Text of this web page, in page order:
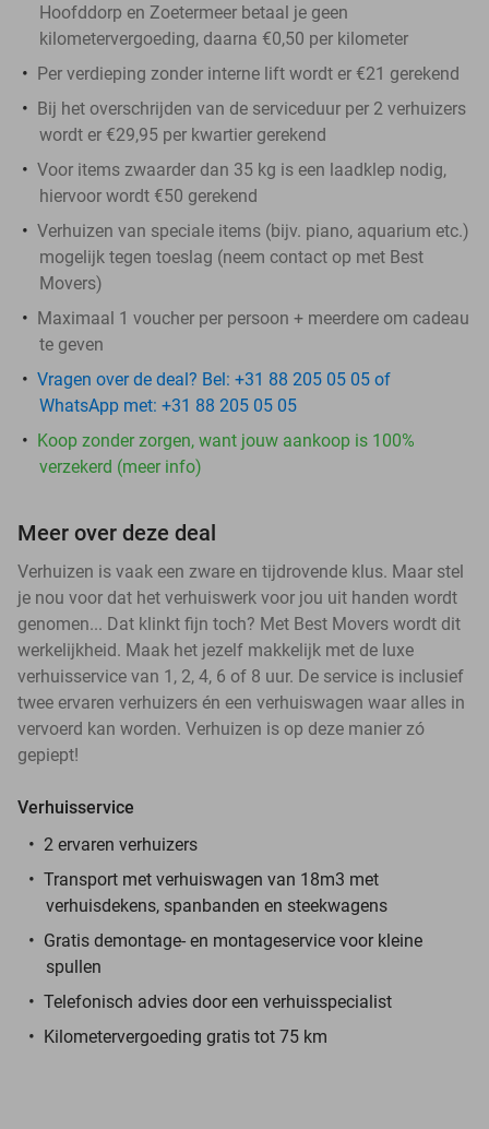
Hoofddorp en Zoetermeer betaal je geen
kilometervergoeding, daarna €0,50 per kilometer
Per verdieping zonder interne lift wordt er €21 gerekend
Bij het overschrijden van de serviceduur per 2 verhuizers
wordt er €29,95 per kwartier gerekend
Voor items zwaarder dan 35 kg is een laadklep nodig,
hiervoor wordt €50 gerekend
Verhuizen van speciale items (bijv. piano, aquarium etc.)
mogelijk tegen toeslag (neem contact op met Best
Movers)
Maximaal 1 voucher per persoon + meerdere om cadeau
te geven
Vragen over de deal? Bel: +31 88 205 05 05 of
WhatsApp met: +31 88 205 05 05
Koop zonder zorgen, want jouw aankoop is 100%
verzekerd (meer info)
Meer over deze deal
Verhuizen is vaak een zware en tijdrovende klus. Maar stel
je nou voor dat het verhuiswerk voor jou uit handen wordt
genomen... Dat klinkt fijn toch? Met Best Movers wordt dit
werkelijkheid. Maak het jezelf makkelijk met de luxe
verhuisservice van 1, 2, 4, 6 of 8 uur. De service is inclusief
twee ervaren verhuizers én een verhuiswagen waar alles in
vervoerd kan worden. Verhuizen is op deze manier zó
gepiept!
Verhuisservice
2 ervaren verhuizers
Transport met verhuiswagen van 18m3 met
verhuisdekens, spanbanden en steekwagens
Gratis demontage- en montageservice voor kleine
spullen
Telefonisch advies door een verhuisspecialist
Kilometervergoeding gratis tot 75 km